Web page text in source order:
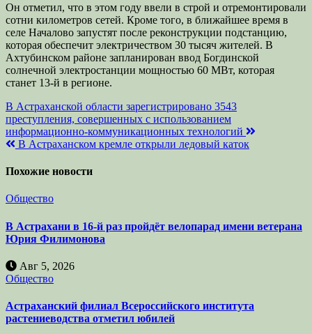
Он отметил, что в этом году ввели в строй и отремонтировали
сотни километров сетей. Кроме того, в ближайшее время в
селе Началово запустят после реконструкции подстанцию,
которая обеспечит электричеством 30 тысяч жителей. В
Ахтубинском районе запланирован ввод Богдинской
солнечной электростанции мощностью 60 МВт, которая
станет 13-й в регионе.
Навигация
по
записям
В Астраханской области зарегистрировано 3543
преступления, совершенных с использованием
информационно-коммуникационных технологий
В Астраханском кремле открыли ледовый каток
Похожие новости
Общество
В Астрахани в 16-й раз пройдёт велопарад имени ветерана
Юрия Филимонова
Авг 5, 2026
Общество
Астраханский филиал Всероссийского института
растениеводства отметил юбилей